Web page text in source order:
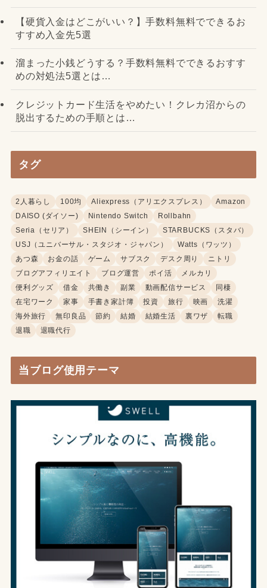
【硬貨入金はどこがいい？】手数料無料でできるお
すすめ入金先5選
溜まった小銭どうする？手数料無料でできるおすす
めの対処法5選とは…
クレジットカード生活をやめたい！クレカ沼からの
脱出するための手順とは…
タグ
2人暮らし 100均 Aliexpress（アリエクスプレス）
Amazon
DAISO (ダイソー)
Nintendo Switch
Rollbahn
Seria（セリア）
SHEIN（シーイン）
STARBUCKS（スタバ）
USJ（ユニバーサル・スタジオ・ジャパン）
Watts（ワッツ）
あつ森
お金の話 ゲーム サブスク デスク周り
ニトリ
ブログアフィリエイト
ブログ運営 ポイ活
メルカリ
便利グッズ
借金 共働き 副業 動画配信サービス
同棲
在宅ワーク
家事 手書き家計簿 投資 旅行 映画
洗濯
海外旅行
無印良品 節約 結婚 結婚生活 裏ワザ
転職
退職
退職代行
当ブログ使用テーマ